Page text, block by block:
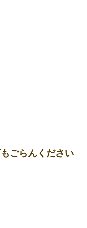
ごらんください